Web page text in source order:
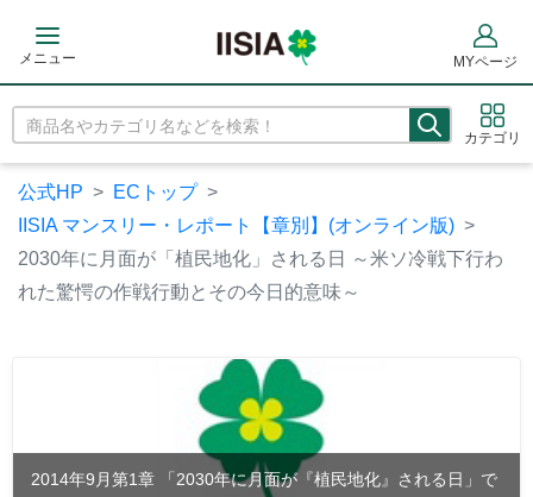
メニュー
カテゴリ
MYページ
公式HP
ECトップ
IISIA マンスリー・レポート【章別】(オンライン版)
2030年に月面が「植民地化」される日 ～米ソ冷戦下行わ
れた驚愕の作戦行動とその今日的意味～
2014年9月第1章 「2030年に月面が『植民地化』される日」で